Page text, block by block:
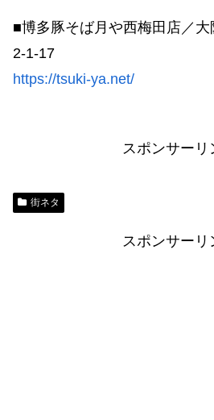
■博多豚そば月や西梅田店／
2-1-17
https://tsuki-ya.net/
スポンサーリ
街ネタ
スポンサーリ